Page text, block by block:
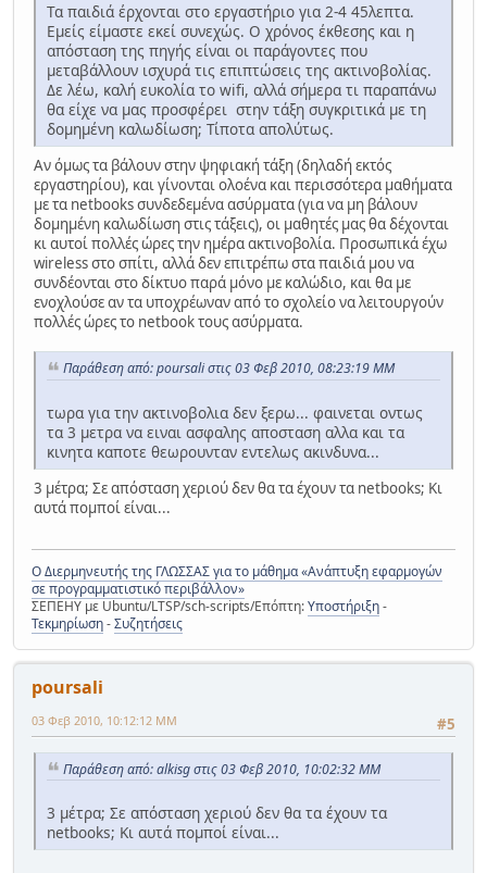
Τα παιδιά έρχονται στο εργαστήριο για 2-4 45λεπτα.
Εμείς είμαστε εκεί συνεχώς. Ο χρόνος έκθεσης και η
απόσταση της πηγής είναι οι παράγοντες που
μεταβάλλουν ισχυρά τις επιπτώσεις της ακτινοβολίας.
Δε λέω, καλή ευκολία το wifi, αλλά σήμερα τι παραπάνω
θα είχε να μας προσφέρει στην τάξη συγκριτικά με τη
δομημένη καλωδίωση; Τίποτα απολύτως.
Αν όμως τα βάλουν στην ψηφιακή τάξη (δηλαδή εκτός
εργαστηρίου), και γίνονται ολοένα και περισσότερα μαθήματα
με τα netbooks συνδεδεμένα ασύρματα (για να μη βάλουν
δομημένη καλωδίωση στις τάξεις), οι μαθητές μας θα δέχονται
κι αυτοί πολλές ώρες την ημέρα ακτινοβολία. Προσωπικά έχω
wireless στο σπίτι, αλλά δεν επιτρέπω στα παιδιά μου να
συνδέονται στο δίκτυο παρά μόνο με καλώδιο, και θα με
ενοχλούσε αν τα υποχρέωναν από το σχολείο να λειτουργούν
πολλές ώρες το netbook τους ασύρματα.
Παράθεση από: poursali στις 03 Φεβ 2010, 08:23:19 ΜΜ
τωρα για την ακτινοβολια δεν ξερω... φαινεται οντως
τα 3 μετρα να ειναι ασφαλης αποσταση αλλα και τα
κινητα καποτε θεωρουνταν εντελως ακινδυνα...
3 μέτρα; Σε απόσταση χεριού δεν θα τα έχουν τα netbooks; Κι
αυτά πομποί είναι...
Ο Διερμηνευτής της ΓΛΩΣΣΑΣ για το μάθημα «Ανάπτυξη εφαρμογών
σε προγραμματιστικό περιβάλλον»
ΣΕΠΕΗΥ με Ubuntu/LTSP/sch-scripts/Επόπτη:Υποστήριξη-
Τεκμηρίωση-Συζητήσεις
poursali
#5
03 Φεβ 2010, 10:12:12 ΜΜ
Παράθεση από: alkisg στις 03 Φεβ 2010, 10:02:32 ΜΜ
3 μέτρα; Σε απόσταση χεριού δεν θα τα έχουν τα
netbooks; Κι αυτά πομποί είναι...